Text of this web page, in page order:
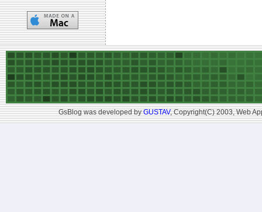
GsBlog was developed byGUSTAV, Copyright(C) 2003, Web